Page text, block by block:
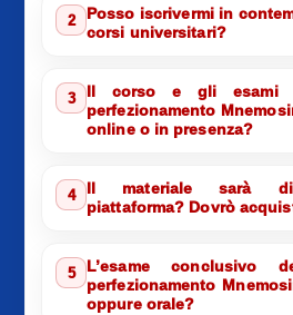
2
Posso iscrivermi in
corsi universitari?
3
Il corso e gli esami
perfezionamento
online o in presenza?
4
Il materiale sarà
piattaforma? Dovrò
5
L’esame conclusivo
perfezionamento
oppure orale?